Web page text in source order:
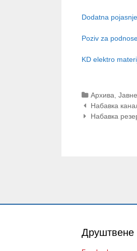
Dodatna
Poziv za
KD elektro
Categories
Архива
Post
navigation
Набавка
Набавка